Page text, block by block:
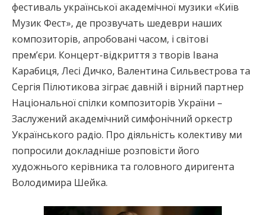
фестиваль української академічної музики «Київ
Музик Фест», де прозвучать шедеври наших
композиторів, апробовані часом, і світові
прем’єри. Концерт-відкриття з творів Івана
Карабиця, Лесі Дичко, Валентина Сильвестрова та
Сергія Пілютикова зіграє давній і вірний партнер
Національної спілки композиторів України –
Заслужений академічний симфонічний оркестр
Українського радіо. Про діяльність колективу ми
попросили докладніше розповісти його
художнього керівника та головного диригента
Володимира Шейка.